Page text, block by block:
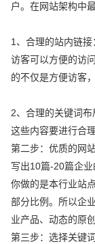
户。在网站架构中
1、合理的站内链
访客可以方便的访
的不仅是方便访客
2、合理的关键词
这些内容要进行合
第二步：优质的网
写出10篇-20篇企
你做的是本行业站
部分比例。所以企
业产品、动态的原创
第三步：选择关键词